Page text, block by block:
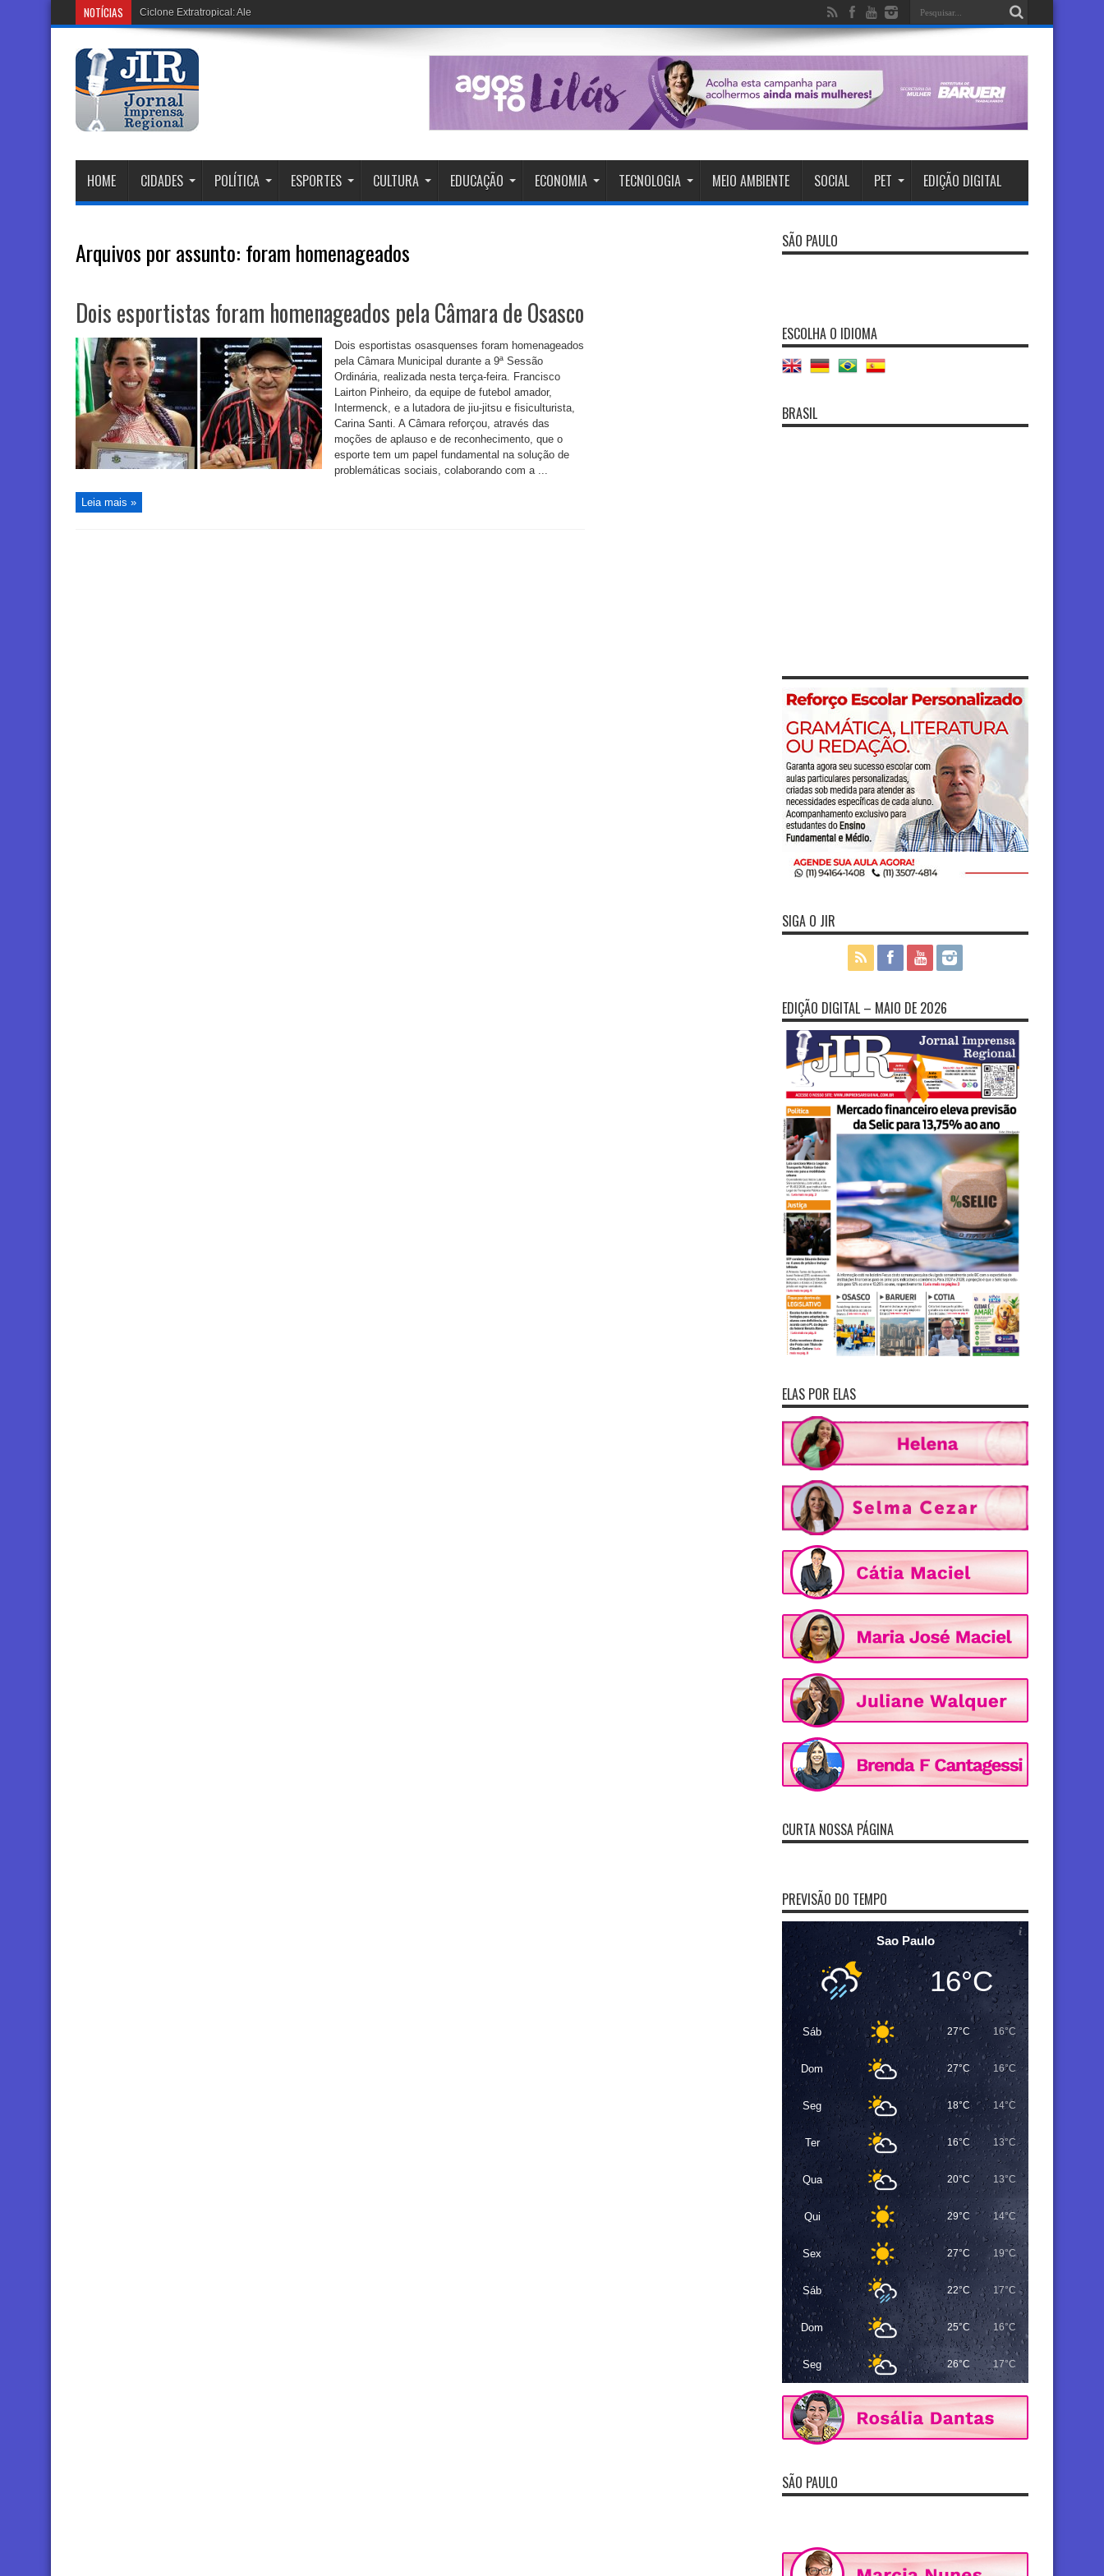
NOTÍCIAS Ciclone Extratropical: Alerta Vermelho em 12 Estados, Tor
HOME CIDADES POLÍTICA ESPORTES CULTURA EDUCAÇÃO ECONOMIA TECNOLOGIA MEIO AMBIENTE SOCIAL PET EDIÇÃO DIGITAL
Arquivos por assunto: foram homenageados
Dois esportistas foram homenageados pela Câmara de Osasco
Dois esportistas osasquenses foram homenageados
pela Câmara Municipal durante a 9ª Sessão
Ordinária, realizada nesta terça-feira. Francisco
Lairton Pinheiro, da equipe de futebol amador,
Intermenck, e a lutadora de jiu-jitsu e fisiculturista,
Carina Santi. A Câmara reforçou, através das
moções de aplauso e de reconhecimento, que o
esporte tem um papel fundamental na solução de
problemáticas sociais, colaborando com a ...
Leia mais »
SÃO PAULO
ESCOLHA O IDIOMA
BRASIL
SIGA O JIR
EDIÇÃO DIGITAL – MAIO DE 2026
ELAS POR ELAS
CURTA NOSSA PÁGINA
PREVISÃO DO TEMPO
Sao Paulo
16°C
Sáb 27°C 16°C
Dom 27°C 16°C
Seg 18°C 14°C
Ter 16°C 13°C
Qua 20°C 13°C
Qui 29°C 14°C
Sex 27°C 19°C
Sáb 22°C 17°C
Dom 25°C 16°C
Seg 26°C 17°C
SÃO PAULO